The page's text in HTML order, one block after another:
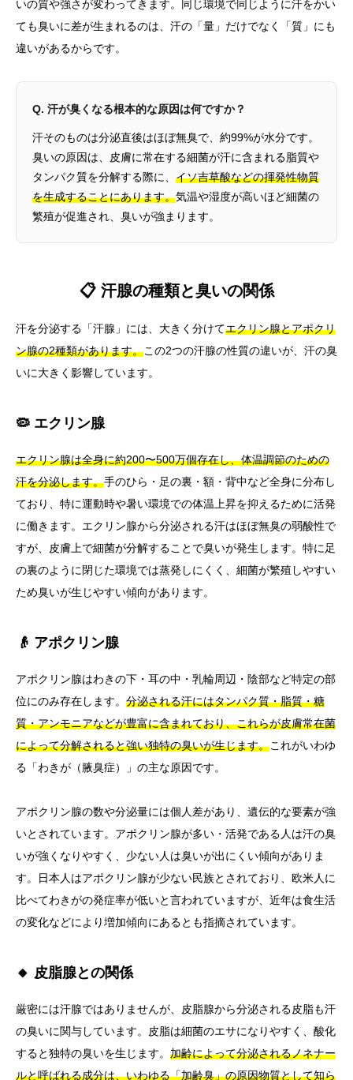
いの質や強さが変わってきます。同じ環境で同じように汗をかい
ても臭いに差が生まれるのは、汗の「量」だけでなく「質」にも
違いがあるからです。
Q. 汗が臭くなる根本的な原因は何ですか？
汗そのものは分泌直後はほぼ無臭で、約99%が水分です。
臭いの原因は、皮膚に常在する細菌が汗に含まれる脂質や
タンパク質を分解する際に、 イソ吉草酸などの揮発性物質
を生成することにあります。気温や湿度が高いほど細菌の
繁殖が促進され、臭いが強まります。
📋 汗腺の種類と臭いの関係
汗を分泌する「汗腺」には、大きく分けてエクリン腺とアポクリ
ン腺の2種類があります。この2つの汗腺の性質の違いが、汗の臭
いに大きく影響しています。
🦠 エクリン腺
エクリン腺は全身に約200〜500万個存在し、体温調節のための
汗を分泌します。手のひら・足の裏・額・背中など全身に分布し
ており、特に運動時や暑い環境での体温上昇を抑えるために活発
に働きます。エクリン腺から分泌される汗はほぼ無臭の弱酸性で
すが、皮膚上で細菌が分解することで臭いが発生します。特に足
の裏のように閉じた環境では蒸発しにくく、細菌が繁殖しやすい
ため臭いが生じやすい傾向があります。
👴 アポクリン腺
アポクリン腺はわきの下・耳の中・乳輪周辺・陰部など特定の部
位にのみ存在します。 分泌される汗にはタンパク質・脂質・糖
質・アンモニアなどが豊富に含まれており、これらが皮膚常在菌
によって分解されると強い独特の臭いが生じます。これがいわゆ
る「わきが（腋臭症）」の主な原因です。
アポクリン腺の数や分泌量には個人差があり、遺伝的な要素が強
いとされています。アポクリン腺が多い・活発である人は汗の臭
いが強くなりやすく、少ない人は臭いが出にくい傾向がありま
す。日本人はアポクリン腺が少ない民族とされており、欧米人に
比べてわきがの発症率が低いと言われていますが、近年は食生活
の変化などにより増加傾向にあるとも指摘されています。
🔸 皮脂腺との関係
厳密には汗腺ではありませんが、皮脂腺から分泌される皮脂も汗
の臭いに関与しています。皮脂は細菌のエサになりやすく、酸化
すると独特の臭いを生じます。 加齢によって分泌されるノネナー
ルと呼ばれる成分は、いわゆる「加齢臭」の原因物質として知ら